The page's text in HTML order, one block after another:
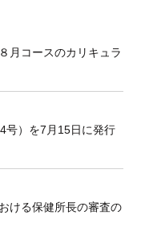
月コースのカリキュラ
号）を7月15日に発行
ける保健所長の審査の